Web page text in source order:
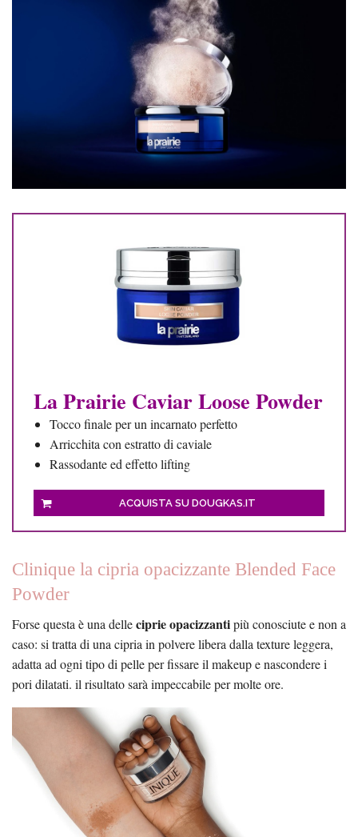
La Prairie Caviar Loose Powder
Tocco finale per un incarnato perfetto
Arricchita con estratto di caviale
Rassodante ed effetto lifting
ACQUISTA SU DOUGKAS.IT
Clinique la cipria opacizzante Blended Face
Powder
Forse questa è una delleciprie opacizzantipiù conosciute e non a
caso: si tratta di una cipria in polvere libera dalla texture leggera,
adatta ad ogni tipo di pelle per fissare il makeup e nascondere i
pori dilatati. il risultato sarà impeccabile per molte ore.